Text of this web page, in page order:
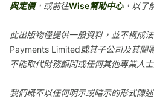
與定價，或前往Wise幫助中心，以了
此出版物僅提供一般資料，並不構成
Payments Limited或其子公司及其關
不能取代財務顧問或任何其他專業人
我們概不以任何明示或暗示的形式陳